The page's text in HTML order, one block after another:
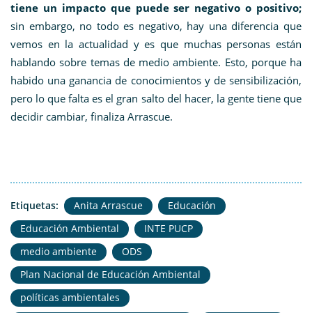
tiene un impacto que puede ser negativo o positivo;
sin embargo, no todo es negativo, hay una diferencia que
vemos en la actualidad y es que muchas personas están
hablando sobre temas de medio ambiente. Esto, porque ha
habido una ganancia de conocimientos y de sensibilización,
pero lo que falta es el gran salto del hacer, la gente tiene que
decidir cambiar, finaliza Arrascue.
Etiquetas: Anita Arrascue
Educación
Educación Ambiental
INTE PUCP
medio ambiente
ODS
Plan Nacional de Educación Ambiental
políticas ambientales